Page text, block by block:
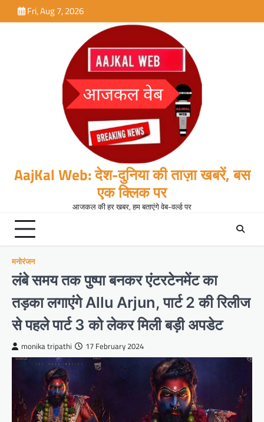
to
Fri, Aug 7, 2026
AajKal Web: देश-दुनिया की ताज़ा खबरें, बस
एक क्लिक पर
आजकल की हर खबर, हम बताएंगे वेब-वर्ल्ड पर
मनोरंजन
लंबे समय तक पुष्पा बनकर एंटरटेनमेंट का
तड़का लगाएंगे Allu Arjun, पार्ट 2 की रिलीज
से पहले पार्ट 3 को लेकर मिली बड़ी अपडेट
monika tripathi 17 February 2024